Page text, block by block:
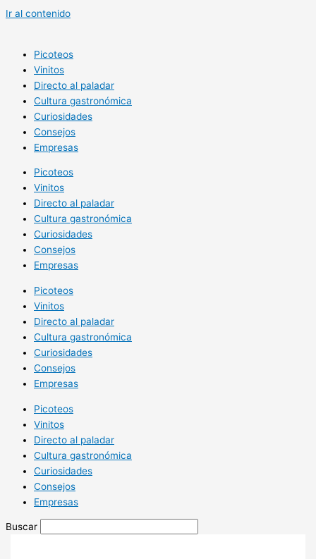
Ir al contenido
Picoteos
Vinitos
Directo al paladar
Cultura gastronómica
Curiosidades
Consejos
Empresas
Picoteos
Vinitos
Directo al paladar
Cultura gastronómica
Curiosidades
Consejos
Empresas
Picoteos
Vinitos
Directo al paladar
Cultura gastronómica
Curiosidades
Consejos
Empresas
Picoteos
Vinitos
Directo al paladar
Cultura gastronómica
Curiosidades
Consejos
Empresas
Buscar